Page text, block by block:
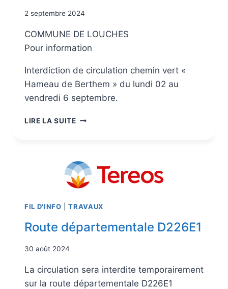
2 septembre 2024
COMMUNE DE LOUCHES
Pour information
Interdiction de circulation chemin vert «
Hameau de Berthem » du lundi 02 au
vendredi 6 septembre.
LIRE LA SUITE
FIL D'INFO |TRAVAUX
Route départementale D226E1
30 août 2024
La circulation sera interdite temporairement
sur la route départementale D226E1